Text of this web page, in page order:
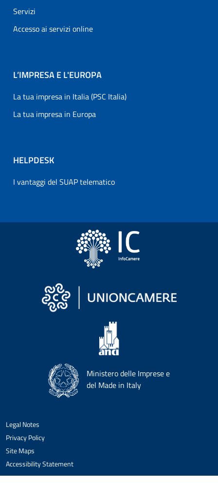
Servizi
Accesso ai servizi online
L’IMPRESA E L'EUROPA
La tua impresa in Italia (PSC Italia)
La tua impresa in Europa
HELPDESK
I vantaggi del SUAP telematico
Ministero delle Imprese e
del Made in Italy
Legal Notes
Privacy Policy
Site Maps
Accessibility Statement